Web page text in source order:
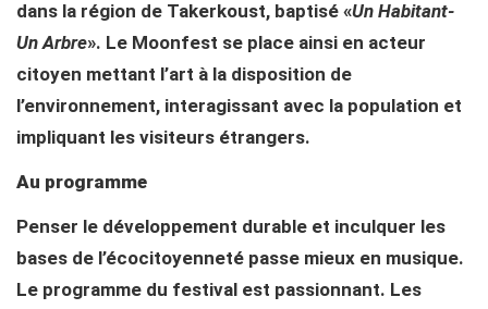
dans la région de Takerkoust, baptisé «Un Habitant-
Un Arbre». Le Moonfest se place ainsi en acteur
citoyen mettant l’art à la disposition de
l’environnement, interagissant avec la population et
impliquant les visiteurs étrangers.
Au programme
Penser le développement durable et inculquer les
bases de l’écocitoyenneté passe mieux en musique.
Le programme du festival est passionnant. Les